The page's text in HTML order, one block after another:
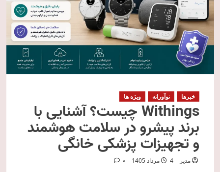
خبرها نوآورانه ویژه ها
Withings چیست؟ آشنایی با
برند پیشرو در سلامت هوشمند
و تجهیزات پزشکی خانگی
مدیر 4 مرداد 1405 0